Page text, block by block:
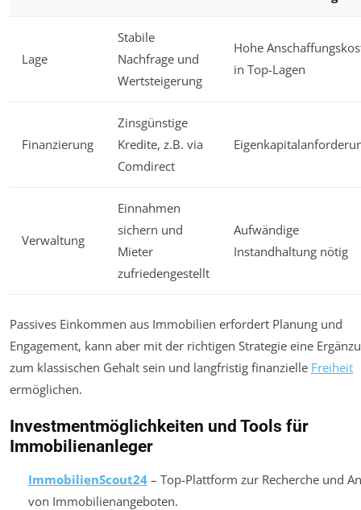
Lage
Stabile
Nachfrage und
Wertsteigerung
Hohe
in Top-Lagen
Finanzierung
Zinsgünstige
Kredite, z.B. via
Comdirect
Verwaltung
Einnahmen
sichern und
Mieter
zufriedengestellt
Aufwändige
Instandhaltung nötig
Passives Einkommen aus Immobilien erfordert Planung und
Engagement, kann aber mit der richtigen Strategie eine
zum klassischen Gehalt sein und langfristig finanzielle Freiheit
ermöglichen.
Investmentmöglichkeiten und Tools für
Immobilienanleger
ImmobilienScout24– Top-Plattform zur Recherche und
von Immobilienangeboten.